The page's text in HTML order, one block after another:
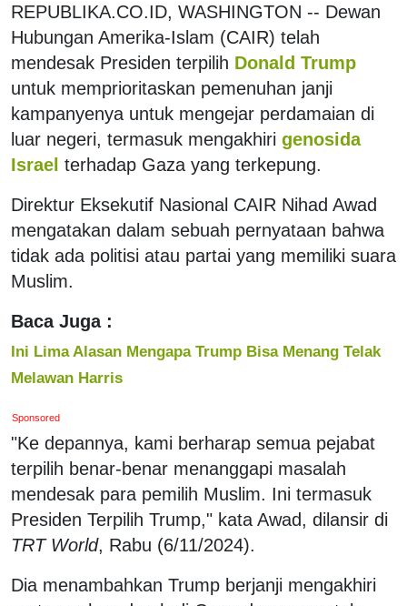
REPUBLIKA.CO.ID, WASHINGTON -- Dewan
Hubungan Amerika-Islam (CAIR) telah
mendesak Presiden terpilih Donald Trump
untuk memprioritaskan pemenuhan janji
kampanyenya untuk mengejar perdamaian di
luar negeri, termasuk mengakhiri genosida
Israel terhadap Gaza yang terkepung.
Direktur Eksekutif Nasional CAIR Nihad Awad
mengatakan dalam sebuah pernyataan bahwa
tidak ada politisi atau partai yang memiliki suara
Muslim.
Baca Juga :
Ini Lima Alasan Mengapa Trump Bisa Menang Telak
Melawan Harris
Sponsored
"Ke depannya, kami berharap semua pejabat
terpilih benar-benar menanggapi masalah
mendesak para pemilih Muslim. Ini termasuk
Presiden Terpilih Trump," kata Awad, dilansir di
TRT World, Rabu (6/11/2024).
Dia menambahkan Trump berjanji mengakhiri